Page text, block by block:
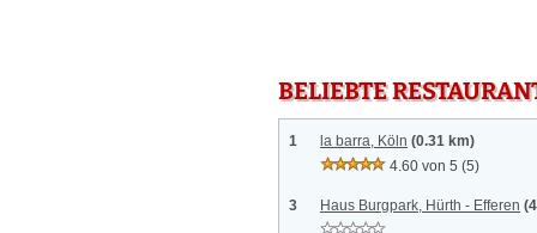
BELIEBTE
1 la barra, Köln (0.31 km)
4.60 von 5 (5)
3 Haus Burgpark, Hürth - Efferen